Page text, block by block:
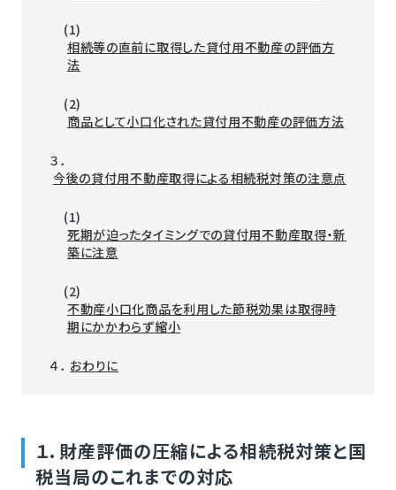
(1)
相続等の直前に取得した貸付用不動産の評価方
法
(2)
商品として小口化された貸付用不動産の評価方法
３．
今後の貸付用不動産取得による相続税対策の注意点
(1)
死期が迫ったタイミングでの貸付用不動産取得・新
築に注意
(2)
不動産小口化商品を利用した節税効果は取得時
期にかかわらず縮小
４． おわりに
１．財産評価の圧縮による相続税対策と国
税当局のこれまでの対応